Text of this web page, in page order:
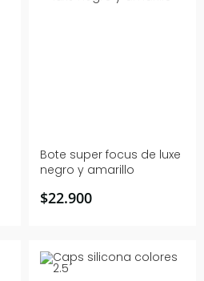
Bote super focus de luxe
negro y amarillo
$22.900